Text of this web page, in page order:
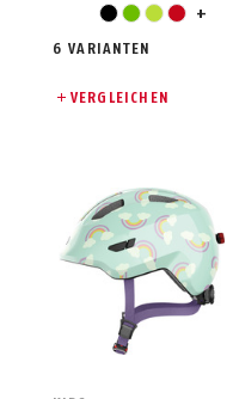
blackgreenlight green
red
silver +
6 VARIANTEN
VERGLEICHEN